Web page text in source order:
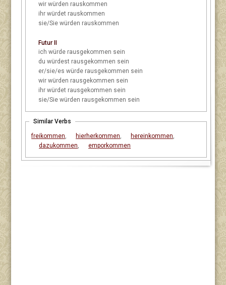
wir würden rauskommen
ihr würdet rauskommen
sie/Sie würden rauskommen
Futur II
ich
würde rausgekommen sein
du
würdest rausgekommen sein
er/sie/es
würde rausgekommen sein
wir
würden rausgekommen sein
ihr
würdet rausgekommen sein
sie/Sie
würden rausgekommen sein
Similar Verbs
freikommen, hierherkommen, hereinkommen,
dazukommen, emporkommen